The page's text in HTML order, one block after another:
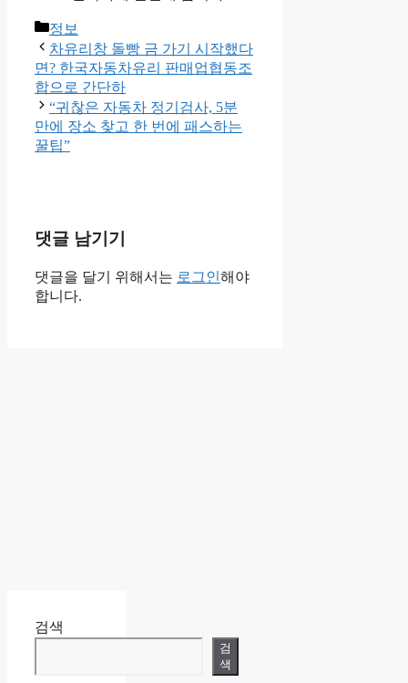
카
테
고
리
정보
차유리창 돌빵 금 가기 시작했다
면? 한국자동차유리 판매업협동조
합으로 간단하
“귀찮은 자동차 정기검사, 5분
만에 장소 찾고 한 번에 패스하는
꿀팁”
댓글 남기기
댓글을 달기 위해서는 로그인해야
합니다.
검색
검
색